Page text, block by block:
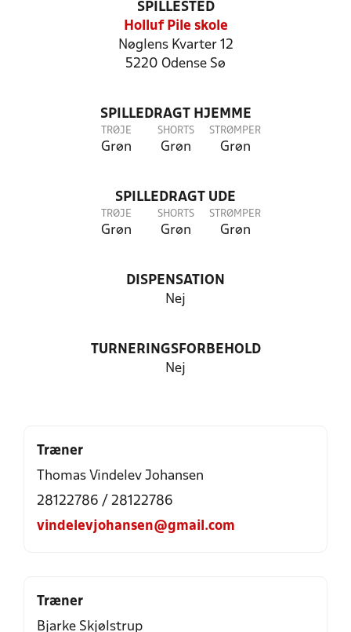
SPILLESTED
Holluf Pile skole
Nøglens Kvarter 12
5220 Odense Sø
SPILLEDRAGT HJEMME
TRØJE
Grøn
SHORTS
Grøn
STRØMPER
Grøn
SPILLEDRAGT UDE
TRØJE
Grøn
SHORTS
Grøn
STRØMPER
Grøn
DISPENSATION
Nej
TURNERINGSFORBEHOLD
Nej
Træner
Thomas Vindelev Johansen
28122786 / 28122786
vindelevjohansen@gmail.com
Træner
Bjarke Skjølstrup